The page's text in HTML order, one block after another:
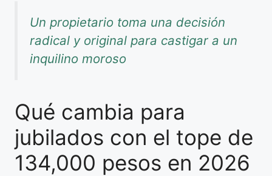
Un propietario toma una decisión
radical y original para castigar a un
inquilino moroso
Qué cambia para
jubilados con el tope de
134,000 pesos en 2026